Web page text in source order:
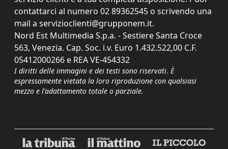
contattarci al numero 02 89362545 o scrivendo una
mail a servizioclienti@grupponem.it.
Nord Est Multimedia S.p.a. - Sestiere Santa Croce
563, Venezia. Cap. Soc. i.v. Euro 1.432.522,00 C.F.
05412000266 e REA VE-454332
I diritti delle immagini e dei testi sono riservati. È
espressamente vietata la loro riproduzione con qualsiasi
mezzo e l'adattamento totale o parziale.